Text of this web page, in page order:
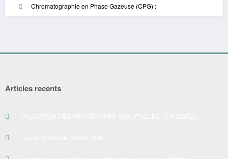
Chromatographie en Phase Gazeuse (CPG) :
Articles recents